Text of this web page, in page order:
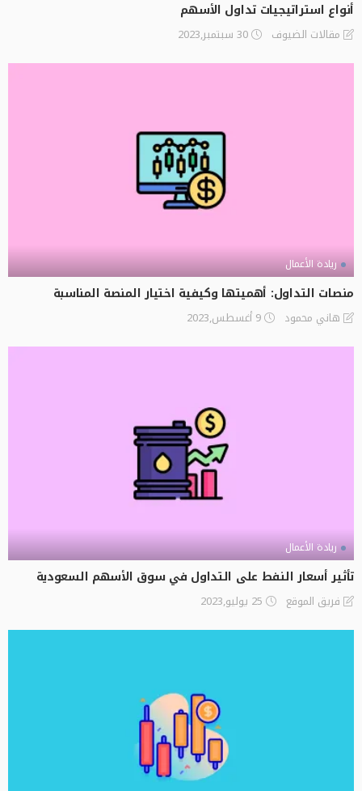
أنواع استراتيجيات تداول الأسهم
مقالات الضيوف 30 سبتمبر,2023
ريادة الأعمال
منصات التداول: أهميتها وكيفية اختيار المنصة المناسبة
هاني محمود 9 أغسطس,2023
ريادة الأعمال
تأثير أسعار النفط على التداول في سوق الأسهم السعودية
فريق الموقع 25 يوليو,2023